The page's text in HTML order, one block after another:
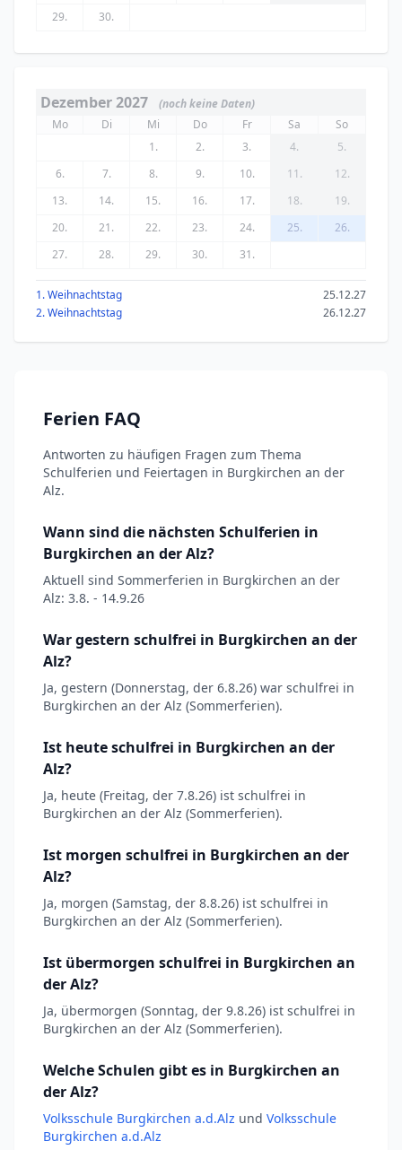
29.
30.
Dezember 2027
(noch keine Daten)
Mo
Di Mi Do Fr Sa
So
1.
2. 3. 4.
5.
6.
7. 8. 9. 10. 11.
12.
13.
14. 15. 16. 17. 18.
19.
20.
21. 22. 23. 24. 25.
26.
27.
28. 29. 30. 31.
1. Weihnachtstag
25.12.27
2. Weihnachtstag
26.12.27
Ferien FAQ
Antworten zu häufigen Fragen zum Thema
Schulferien und Feiertagen in Burgkirchen an der
Alz.
Wann sind die nächsten Schulferien in
Burgkirchen an der Alz?
Aktuell sind Sommerferien in Burgkirchen an der
Alz: 3.8. - 14.9.26
War gestern schulfrei in Burgkirchen an der
Alz?
Ja, gestern (Donnerstag, der 6.8.26) war schulfrei in
Burgkirchen an der Alz (Sommerferien).
Ist heute schulfrei in Burgkirchen an der
Alz?
Ja, heute (Freitag, der 7.8.26) ist schulfrei in
Burgkirchen an der Alz (Sommerferien).
Ist morgen schulfrei in Burgkirchen an der
Alz?
Ja, morgen (Samstag, der 8.8.26) ist schulfrei in
Burgkirchen an der Alz (Sommerferien).
Ist übermorgen schulfrei in Burgkirchen an
der Alz?
Ja, übermorgen (Sonntag, der 9.8.26) ist schulfrei in
Burgkirchen an der Alz (Sommerferien).
Welche Schulen gibt es in Burgkirchen an
der Alz?
Volksschule Burgkirchen a.d.Alz und Volksschule
Burgkirchen a.d.Alz